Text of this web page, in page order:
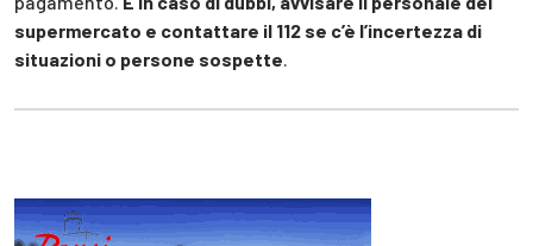
supermercato e contattare il 112 se c’è l’incertezza di
situazioni o persone sospette.